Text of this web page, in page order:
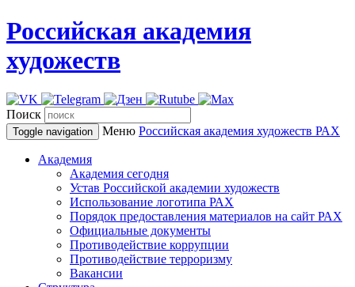
Российская академия
художеств
Поиск
Toggle navigation Меню Российская академия художеств РАХ
Академия
Академия сегодня
Устав Российской академии художеств
Использование логотипа РАХ
Порядок предоставления материалов на сайт РАХ
Официальные документы
Противодействие коррупции
Противодействие терроризму
Вакансии